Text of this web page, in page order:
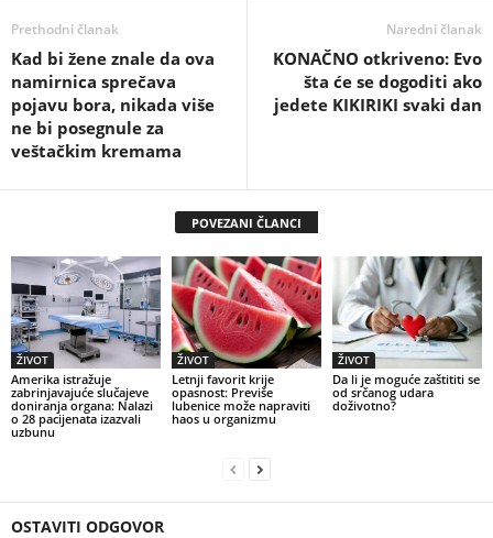
Prethodni članak
Kad bi žene znale da ova
namirnica sprečava
pojavu bora, nikada više
ne bi posegnule za
veštačkim kremama
Naredni članak
KONAČNO otkriveno: Evo
šta će se dogoditi ako
jedete KIKIRIKI svaki dan
POVEZANI ČLANCI
ŽIVOT
Amerika istražuje
zabrinjavajuće slučajeve
doniranja organa: Nalazi
o 28 pacijenata izazvali
uzbunu
ŽIVOT
Letnji favorit krije
opasnost: Previše
lubenice može napraviti
haos u organizmu
ŽIVOT
Da li je moguće zaštititi se
od srčanog udara
doživotno?
OSTAVITI ODGOVOR